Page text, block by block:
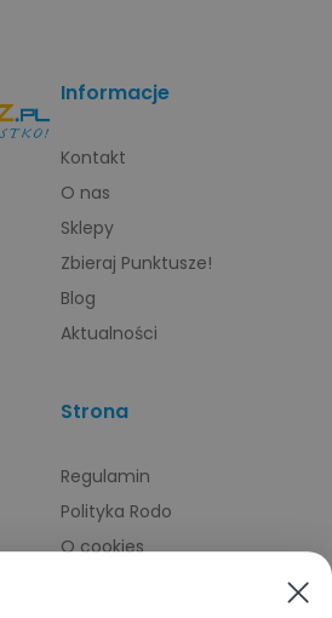
Informacje
Kontakt
O nas
Sklepy
Zbieraj Punktusze!
Blog
Aktualności
Strona
Regulamin
Polityka Rodo
O cookies